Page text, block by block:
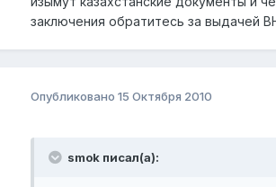
заключения обратитесь за выдачей
Опубликовано 15 Октября 2010
smok писал(а):